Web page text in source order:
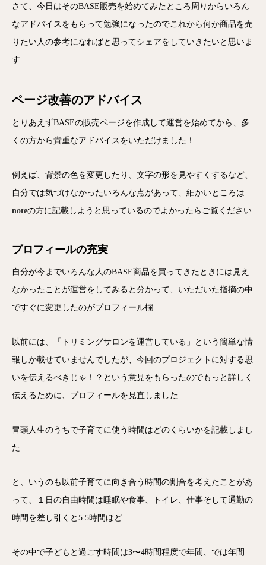
さて、今日はそのBASE販売を始めてみたところ周りからいろん
なアドバイスをもらって勉強になったのでこれから何か商品を売
りたい人の参考になればと思ってシェアをしていきたいと思いま
す
ページ改善のアドバイス
とりあえずBASEの販売ページを作成して運営を始めてから、多
くの方から貴重なアドバイスをいただけました！
例えば、背景の色を変更したり、文字の形を見やすくするなど、
自分では気づけなかったいろんな点があって、細かいところは
noteの方に記載しようと思っているのでよかったらご覧ください
プロフィールの充実
自分が今までいろんな人のBASE商品を買ってきたときには見え
なかったことが運営をしてみると分かって、いただいた指摘の中
ですぐに変更したのがプロフィール欄
以前には、「トリミングサロンを運営している」という簡単な情
報しか載せていませんでしたが、今回のプロジェクトに対する思
いを伝えるべきじゃ！？という意見をもらったのでもっと詳しく
伝えるために、プロフィールを見直しました
冒頭人生のうちで子育てに使う時間はどのくらいかを記載しまし
た
と、いうのも以前子育てに向き合う時間の割合を考えたことがあ
って、１日の自由時間は睡眠や食事、トイレ、仕事そして通勤の
時間を差し引くと5.5時間ほど
その中で子どもと過ごす時間は3〜4時間程度で年間、では年間